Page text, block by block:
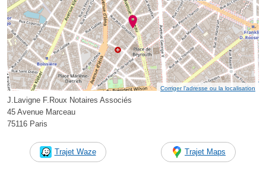
Corriger l’adresse ou la localisation
J.Lavigne F.Roux Notaires Associés
45 Avenue Marceau
75116 Paris
Trajet Waze Trajet Maps